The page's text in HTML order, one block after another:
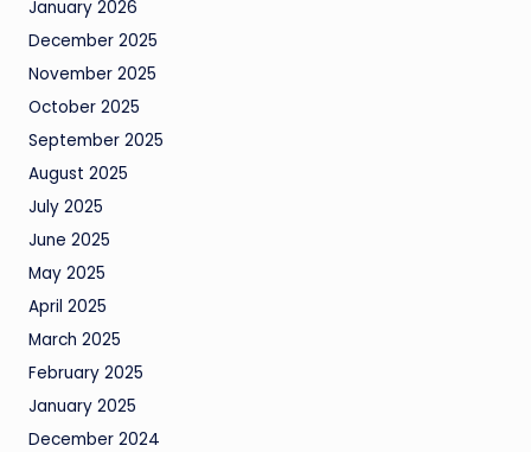
January 2026
December 2025
November 2025
October 2025
September 2025
August 2025
July 2025
June 2025
May 2025
April 2025
March 2025
February 2025
January 2025
December 2024